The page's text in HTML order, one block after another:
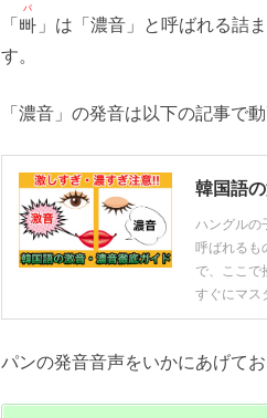
「빠
パ
」は「濃音」と呼ばれる詰
す。
「濃音」の発音は以下の記事で
韓国語
ハングルの
呼ばれるも
で、ここで
すぐにマス
パンの発音音声をいかにあげてお